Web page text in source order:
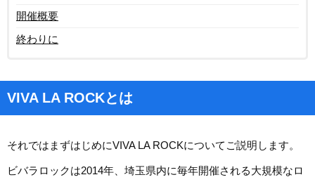
開催概要
終わりに
VIVA LA ROCKとは
それではまずはじめにVIVA LA ROCKについてご説明します。
ビバラロックは2014年、埼玉県内に毎年開催される大規模なロ